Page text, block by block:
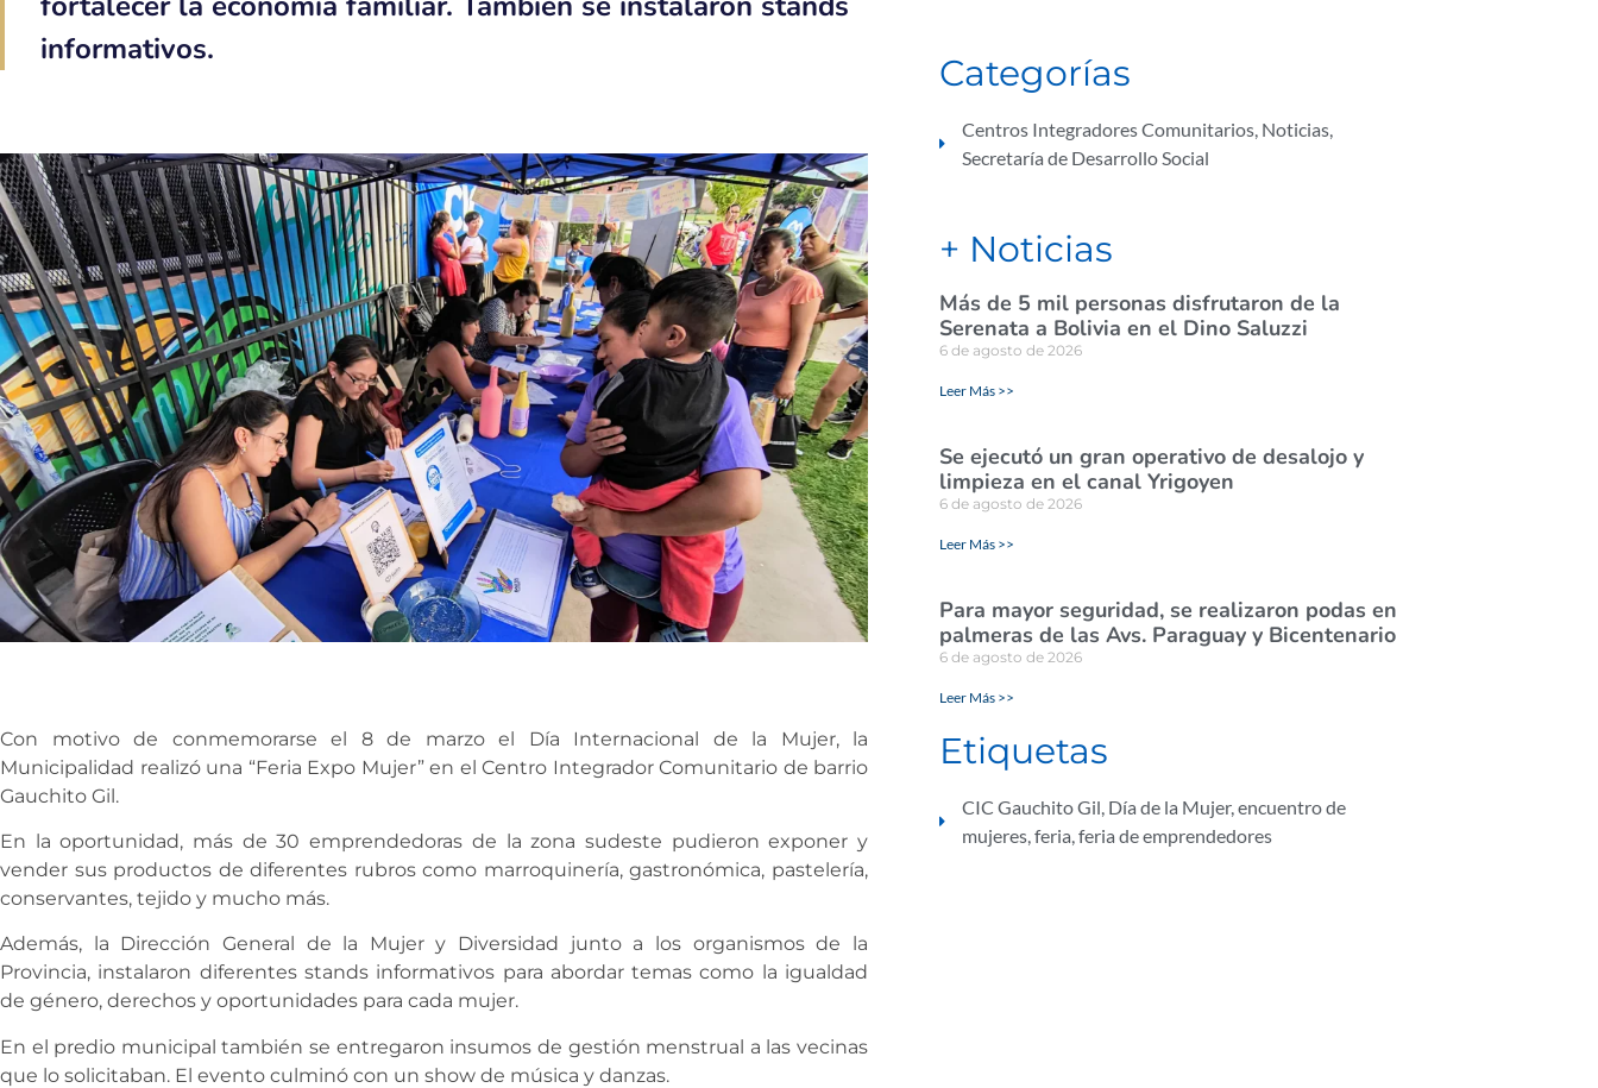
informativos.
Con motivo de conmemorarse el 8 de marzo el Día Internacional de la Mujer, la
Municipalidad realizó una “Feria Expo Mujer” en el Centro Integrador Comunitario de barrio
Gauchito Gil.
En la oportunidad, más de 30 emprendedoras de la zona sudeste pudieron exponer y
vender sus productos de diferentes rubros como marroquinería, gastronómica, pastelería,
conservantes, tejido y mucho más.
Además, la Dirección General de la Mujer y Diversidad junto a los organismos de la
Provincia, instalaron diferentes stands informativos para abordar temas como la igualdad
de género, derechos y oportunidades para cada mujer.
En el predio municipal también se entregaron insumos de gestión menstrual a las vecinas
que lo solicitaban. El evento culminó con un show de música y danzas.
Categorías
Centros Integradores Comunitarios, Noticias,
Secretaría de Desarrollo Social
+ Noticias
Más de 5 mil personas disfrutaron de la
Serenata a Bolivia en el Dino Saluzzi
6 de agosto de 2026
Leer Más >>
Se ejecutó un gran operativo de desalojo y
limpieza en el canal Yrigoyen
6 de agosto de 2026
Leer Más >>
Para mayor seguridad, se realizaron podas en
palmeras de las Avs. Paraguay y Bicentenario
6 de agosto de 2026
Leer Más >>
Etiquetas
CIC Gauchito Gil, Día de la Mujer,encuentro de
mujeres,feria,feria de emprendedores